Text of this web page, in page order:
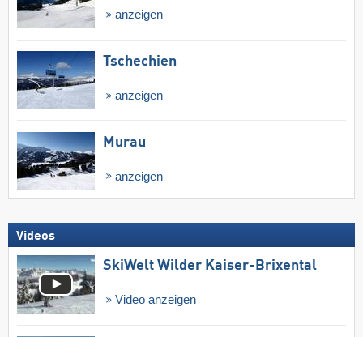
anzeigen
Tschechien
anzeigen
Murau
anzeigen
Videos
SkiWelt Wilder Kaiser-Brixental
Video anzeigen